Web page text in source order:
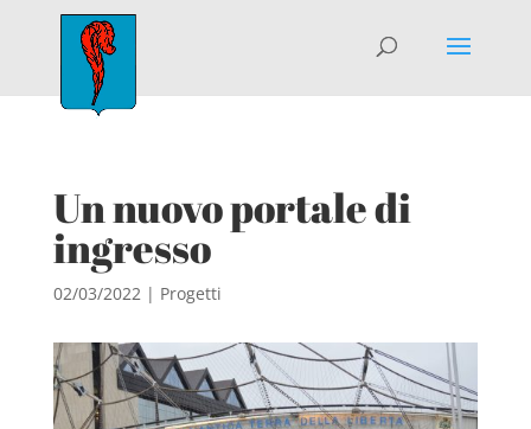
Un nuovo portale di
ingresso
02/03/2022| Progetti